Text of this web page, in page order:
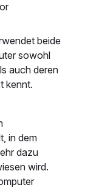
beide
sowohl
auch deren
kennt.
in dem
dazu
wird.